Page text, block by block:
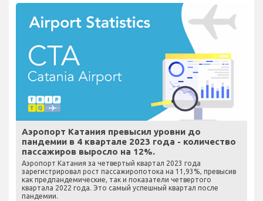
Аэропорт Катания превысил уровни до
пандемии в 4 квартале 2023 года - количество
пассажиров выросло на 12%.
Аэропорт Катания за четвертый квартал 2023 года
зарегистрировал рост пассажиропотока на 11,93%, превысив
как предпандемические, так и показатели четвертого
квартала 2022 года. Это самый успешный квартал после
пандемии.